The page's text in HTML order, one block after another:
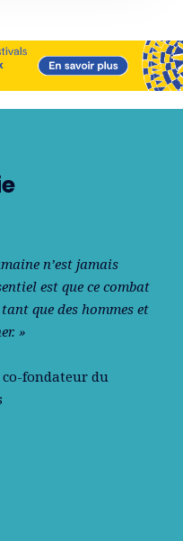
n’est jamais
est que ce combat
que des hommes et
»
co-fondateur du